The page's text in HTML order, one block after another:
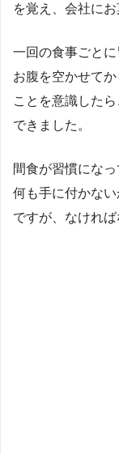
を覚え、会社に
一回の食事ごと
お腹を空かせて
ことを意識した
できました。
間食が習慣にな
何も手に付かな
ですが、なけれ